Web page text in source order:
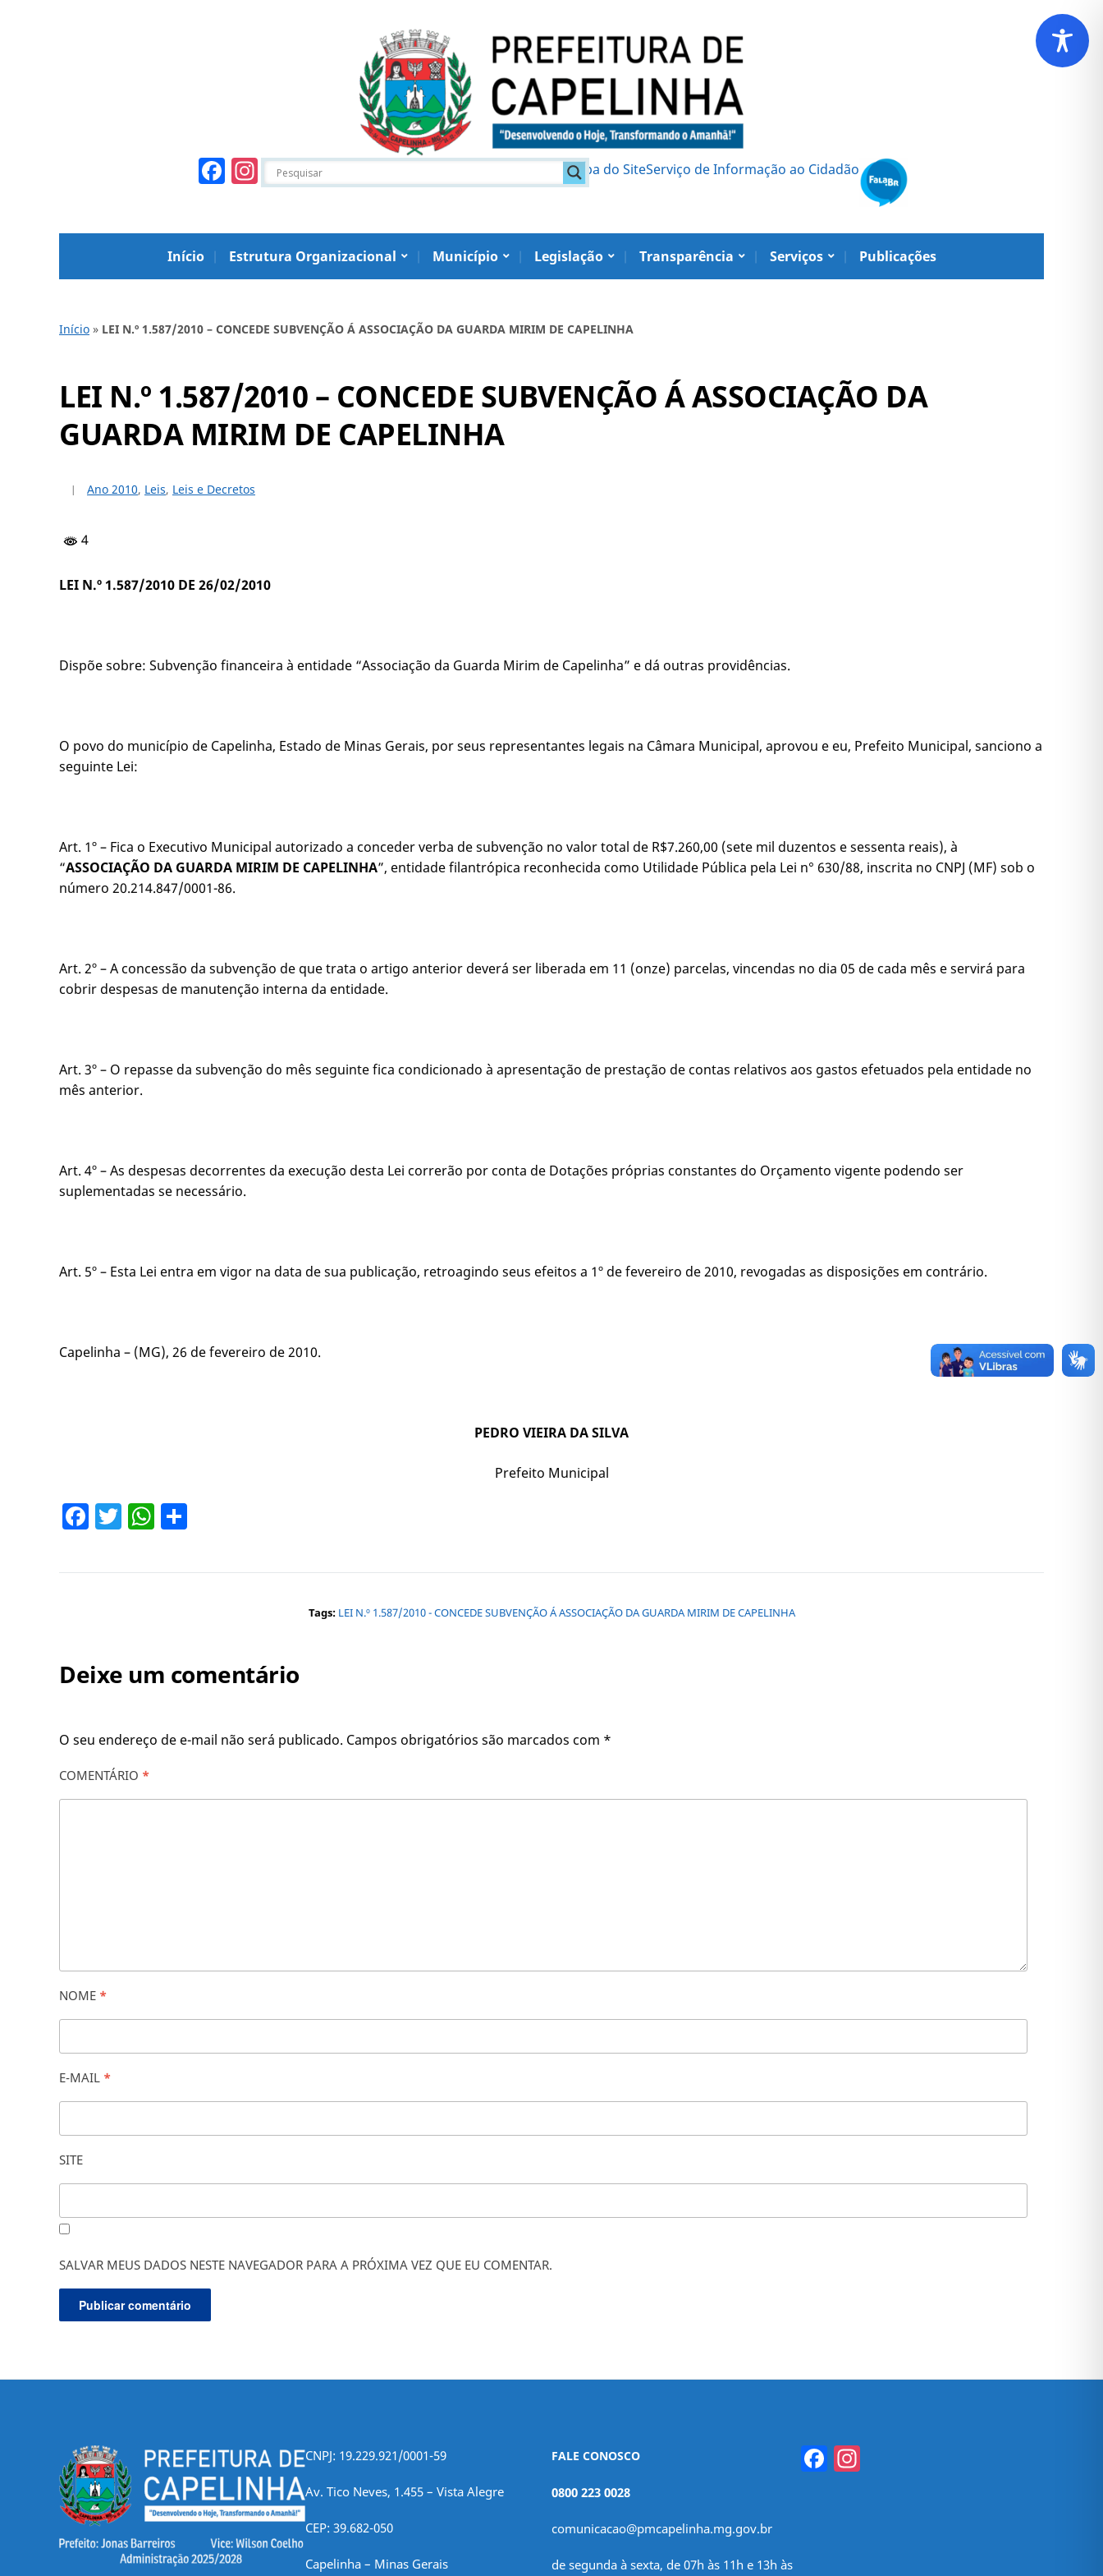
Facebook
Instagram Mapa do SiteServiço de Informação ao Cidadão
Início Estrutura Organizacional Município Legislação Transparência Serviços Publicações
Início » LEI N.º 1.587/2010 – CONCEDE SUBVENÇÃO Á ASSOCIAÇÃO DA GUARDA MIRIM DE CAPELINHA
LEI N.º 1.587/2010 – CONCEDE SUBVENÇÃO Á ASSOCIAÇÃO DA
GUARDA MIRIM DE CAPELINHA
Ano 2010, Leis, Leis e Decretos
4
LEI N.º 1.587/2010 DE 26/02/2010
Dispõe sobre: Subvenção financeira à entidade “Associação da Guarda Mirim de Capelinha” e dá outras providências.
O povo do município de Capelinha, Estado de Minas Gerais, por seus representantes legais na Câmara Municipal, aprovou e eu, Prefeito Municipal, sanciono a
seguinte Lei:
Art. 1º – Fica o Executivo Municipal autorizado a conceder verba de subvenção no valor total de R$7.260,00 (sete mil duzentos e sessenta reais), à
“ASSOCIAÇÃO DA GUARDA MIRIM DE CAPELINHA”, entidade filantrópica reconhecida como Utilidade Pública pela Lei n° 630/88, inscrita no CNPJ (MF) sob o
número 20.214.847/0001-86.
Art. 2º – A concessão da subvenção de que trata o artigo anterior deverá ser liberada em 11 (onze) parcelas, vincendas no dia 05 de cada mês e servirá para
cobrir despesas de manutenção interna da entidade.
Art. 3º – O repasse da subvenção do mês seguinte fica condicionado à apresentação de prestação de contas relativos aos gastos efetuados pela entidade no
mês anterior.
Art. 4º – As despesas decorrentes da execução desta Lei correrão por conta de Dotações próprias constantes do Orçamento vigente podendo ser
suplementadas se necessário.
Art. 5º – Esta Lei entra em vigor na data de sua publicação, retroagindo seus efeitos a 1º de fevereiro de 2010, revogadas as disposições em contrário.
Capelinha – (MG), 26 de fevereiro de 2010.
PEDRO VIEIRA DA SILVA
Prefeito Municipal
Facebook
TwitterWhatsApp
Tags: LEI N.º 1.587/2010 - CONCEDE SUBVENÇÃO Á ASSOCIAÇÃO DA GUARDA MIRIM DE CAPELINHA
Deixe um comentário
O seu endereço de e-mail não será publicado. Campos obrigatórios são marcados com *
COMENTÁRIO *
NOME *
E-MAIL *
SITE
SALVAR MEUS DADOS NESTE NAVEGADOR PARA A PRÓXIMA VEZ QUE EU COMENTAR.
CNPJ: 19.229.921/0001-59
Av. Tico Neves, 1.455 – Vista Alegre
CEP: 39.682-050
Capelinha – Minas Gerais
FALE CONOSCO
0800 223 0028
comunicacao@pmcapelinha.mg.gov.br
de segunda à sexta, de 07h às 11h e 13h às
Facebook